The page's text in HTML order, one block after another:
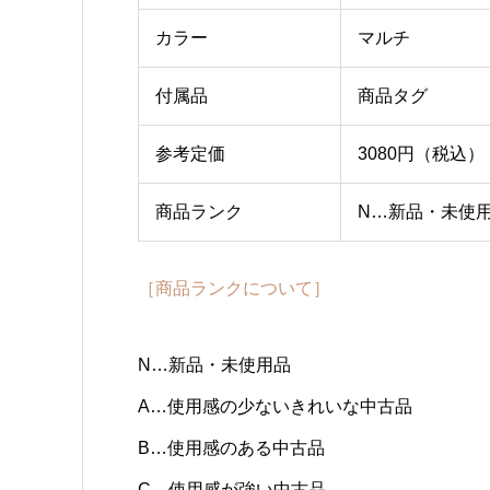
カラー マルチ
付属品 商品タグ
参考定価 3080円（税込）
商品ランク N…新品・未使
［商品ランクについて］
N…新品・未使用品
A…使用感の少ないきれいな中古品
B…使用感のある中古品